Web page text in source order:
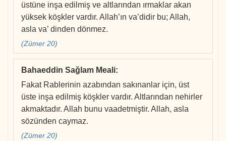
üstüne inşa edilmiş ve altlarından ırmaklar akan
yüksek köşkler vardır. Allah’ın va’didir bu; Allah,
asla va’ dinden dönmez.
(Zümer 20)
Bahaeddin Sağlam Meali:
Fakat Rablerinin azabından sakınanlar için, üst
üste inşa edilmiş köşkler vardır. Altlarından nehirler
akmaktadır. Allah bunu vaadetmiştir. Allah, asla
sözünden caymaz.
(Zümer 20)